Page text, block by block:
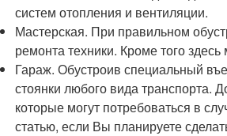
систем отопления и вентиляции.
Мастерская. При правильном
ремонта техники. Кроме того
Гараж. Обустроив специальный
стоянки любого вида транспорта.
которые могут потребоваться в
статью, если Вы планируете